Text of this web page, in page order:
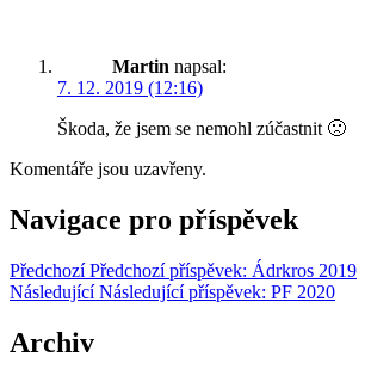
Martin napsal:
7. 12. 2019 (12:16)
Škoda, že jsem se nemohl zúčastnit 🙁
Komentáře jsou uzavřeny.
Navigace pro příspěvek
Předchozí Předchozí příspěvek: Ádrkros 2019
Následující Následující příspěvek: PF 2020
Archiv